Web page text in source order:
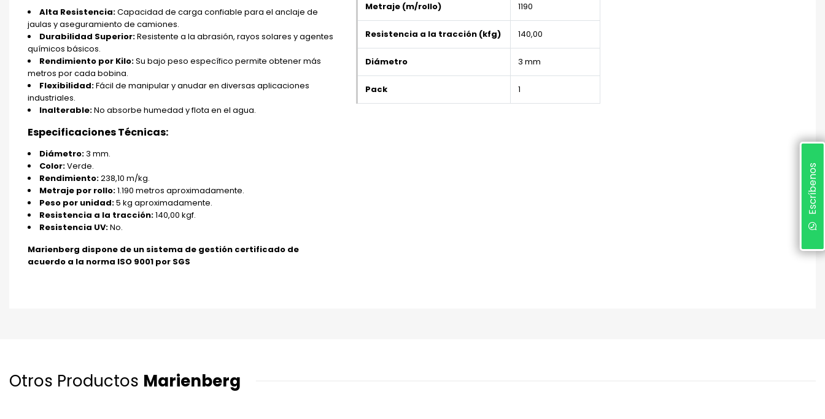
Alta Resistencia:Capacidad de carga confiable para el anclaje de
jaulas y aseguramiento de camiones.
Durabilidad Superior:Resistente a la abrasión, rayos solares y agentes
químicos básicos.
Rendimiento por Kilo:Su bajo peso específico permite obtener más
metros por cada bobina.
Flexibilidad:Fácil de manipular y anudar en diversas aplicaciones
industriales.
Inalterable:No absorbe humedad y flota en el agua.
Especificaciones Técnicas:
Diámetro:3 mm.
Color:Verde.
Rendimiento:238,10 m/kg.
Metraje por rollo:1.190 metros aproximadamente.
Peso por unidad:5 kg aproximadamente.
Resistencia a la tracción:140,00 kgf.
Resistencia UV:No.
Marienberg dispone de un sistema de gestión certificado de
acuerdo a la norma ISO 9001 por SGS
Metraje (m/rollo) 1190
Resistencia a la tracción (kfg) 140,00
Diámetro 3 mm
Pack 1
Otros Productos Marienberg
Escríbenos